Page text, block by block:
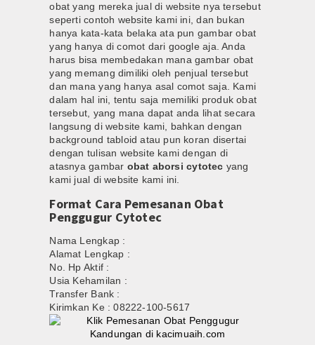
obat yang mereka jual di website nya tersebut
seperti contoh website kami ini, dan bukan
hanya kata-kata belaka ata pun gambar obat
yang hanya di comot dari google aja. Anda
harus bisa membedakan mana gambar obat
yang memang dimiliki oleh penjual tersebut
dan mana yang hanya asal comot saja. Kami
dalam hal ini, tentu saja memiliki produk obat
tersebut, yang mana dapat anda lihat secara
langsung di website kami, bahkan dengan
background tabloid atau pun koran disertai
dengan tulisan website kami dengan di
atasnya gambar obat aborsi cytotec yang
kami jual di website kami ini.
Format Cara Pemesanan Obat
Penggugur Cytotec
Nama Lengkap :
Alamat Lengkap :
No. Hp Aktif :
Usia Kehamilan :
Transfer Bank :
Kirimkan Ke : 08222-100-5617